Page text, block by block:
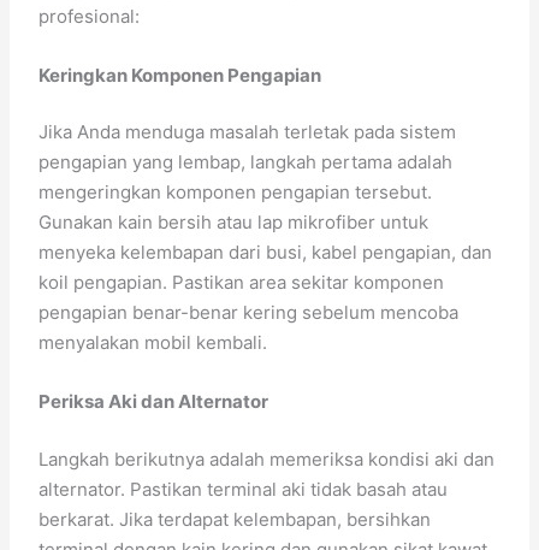
profesional:
Keringkan Komponen Pengapian
Jika Anda menduga masalah terletak pada sistem
pengapian yang lembap, langkah pertama adalah
mengeringkan komponen pengapian tersebut.
Gunakan kain bersih atau lap mikrofiber untuk
menyeka kelembapan dari busi, kabel pengapian, dan
koil pengapian. Pastikan area sekitar komponen
pengapian benar-benar kering sebelum mencoba
menyalakan mobil kembali.
Periksa Aki dan Alternator
Langkah berikutnya adalah memeriksa kondisi aki dan
alternator. Pastikan terminal aki tidak basah atau
berkarat. Jika terdapat kelembapan, bersihkan